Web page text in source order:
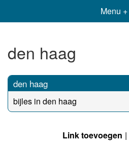
Menu +
den haag
den haag
bijles in den haag
Link toevoegen